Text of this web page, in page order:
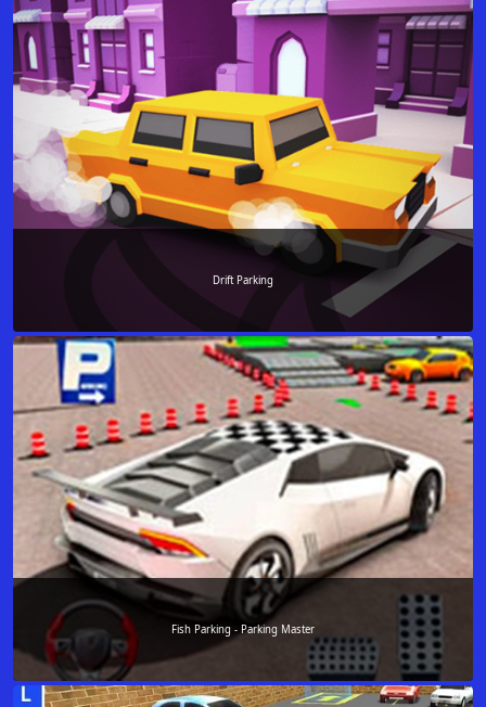
Drift Parking
Fish Parking - Parking Master